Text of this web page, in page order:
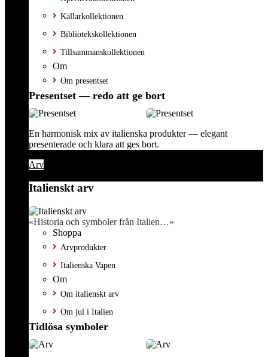
Källarkollektionen
Bibliotekskollektionen
Tillsammanskollektionen
Om
Om presentset
Presentset — redo att ge bort
En harmonisk mix av italienska produkter — elegant
presenterade och klara att ges bort.
Arv
Italienskt arv
«Historia och symboler från Italien…»
Shoppa
Arvprodukter
Italienska Vapen
Om
Om italienskt arv
Om jul i Italien
Tidlösa symboler